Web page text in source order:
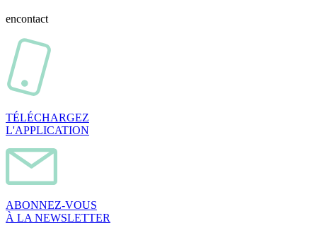
encontact
TÉLÉCHARGEZ
L'APPLICATION
ABONNEZ-VOUS
À LA NEWSLETTER